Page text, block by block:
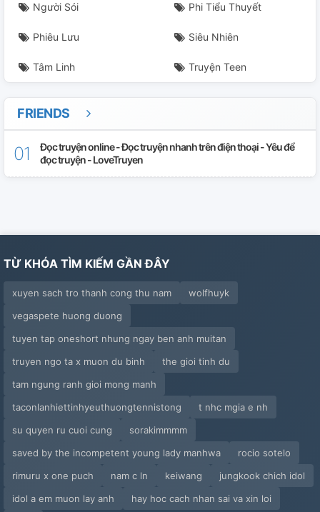
Người Sói Phi Tiểu Thuyết
Phiêu Lưu Siêu Nhiên
Tâm Linh Truyện Teen
FRIENDS
Đọc truyện online - Đọc truyện nhanh trên điện thoại - Yêu để
đọc truyện - LoveTruyen
TỪ KHÓA TÌM KIẾM GẦN ĐÂY
xuyen sach tro thanh cong thu nam
wolfhuyk
vegaspete huong duong
tuyen tap oneshort nhung ngay ben anh muitan
truyen ngo ta x muon du binh
the gioi tinh du
tam ngung ranh gioi mong manh
taconlanhiettinhyeuthuongtennistong
t nhc mgia e nh
su quyen ru cuoi cung
sorakimmmm
saved by the incompetent young lady manhwa
rocio sotelo
rimuru x one puch
nam c ln keiwang
jungkook chich idol
idol a em muon lay anh
hay hoc cach nhan sai va xin loi